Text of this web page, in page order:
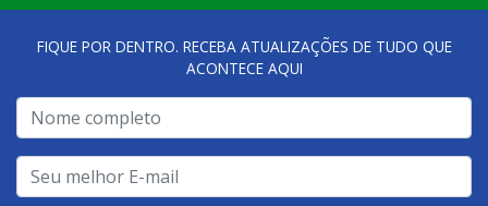
FIQUE POR DENTRO. RECEBA ATUALIZAÇÕES DE TUDO QUE
ACONTECE AQUI